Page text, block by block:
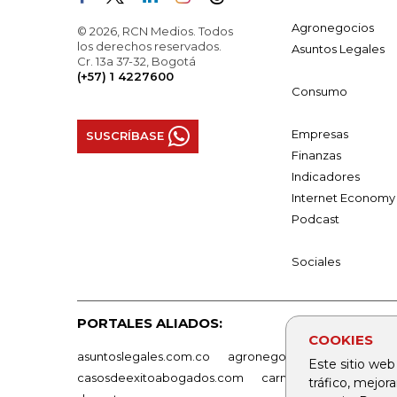
COOKIES
Este sitio
tráfico,
© 2026, RCN Medios. Todos
los derechos reservados.
Cr. 13a 37-32, Bogotá
(+57) 1 4227600
SUSCRÍBASE
Agronegocios
Asuntos Legales
Consumo
Empresas
Finanzas
Indicadores
Internet Economy
Podcast
Sociales
PORTALES ALIADOS:
asuntoslegales.com.co agronegocios.co
casosdeexitoabogados.com